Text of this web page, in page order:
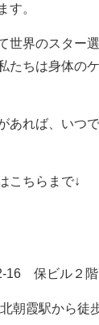
す。
世界のスター
たちは身体の
あれば、いつ
こちらまで↓
16 保ビル２階
朝霞駅から徒